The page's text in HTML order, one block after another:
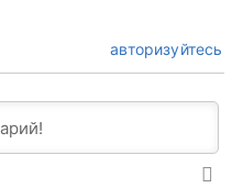
авторизуйтесь